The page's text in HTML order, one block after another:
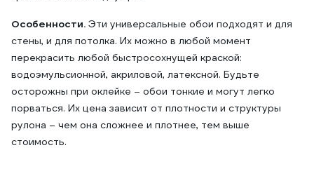
Особенности. Эти универсальные обои подходят и для
стены, и для потолка. Их можно в любой момент
перекрасить любой быстросохнущей краской:
водоэмульсионной, акриловой, латексной. Будьте
осторожны при оклейке – обои тонкие и могут легко
порваться. Их цена зависит от плотности и структуры
рулона – чем она сложнее и плотнее, тем выше
стоимость.